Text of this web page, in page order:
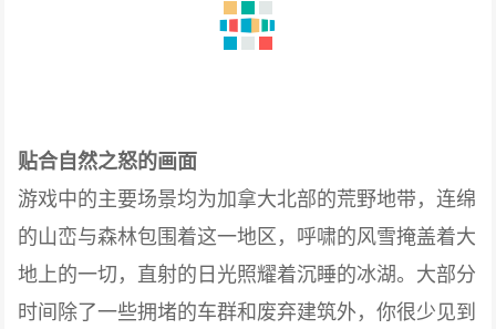
贴合自然之怒的画面
游戏中的主要场景均为加拿大北部的荒野地带，连绵
的山峦与森林包围着这一地区，呼啸的风雪掩盖着大
地上的一切，直射的日光照耀着沉睡的冰湖。大部分
时间除了一些拥堵的车群和废弃建筑外，你很少见到